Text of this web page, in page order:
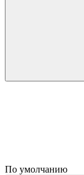
По умолчанию